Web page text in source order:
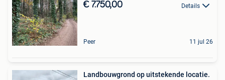
€ 7.750,00 Details
Peer 11 jul 26
Landbouwgrond op uitstekende locatie.